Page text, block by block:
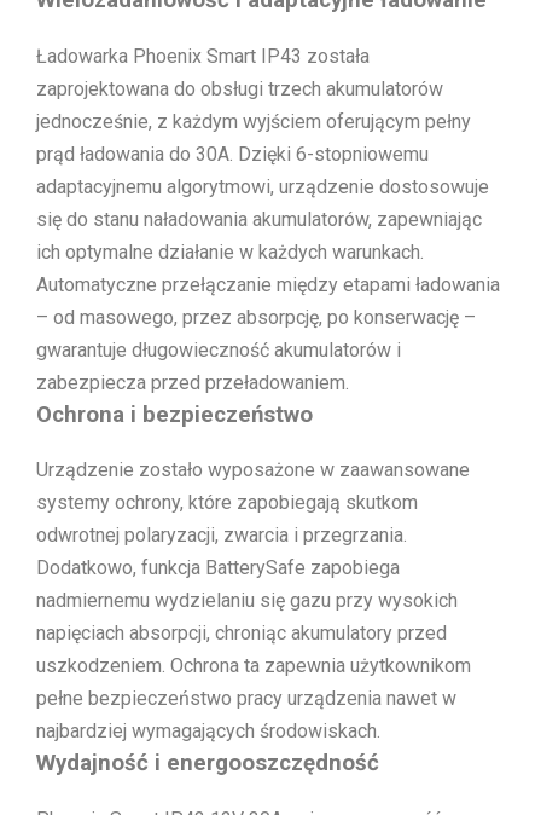
Ładowarka Phoenix Smart IP43 została
zaprojektowana do obsługi trzech akumulatorów
jednocześnie, z każdym wyjściem oferującym pełny
prąd ładowania do 30A. Dzięki 6-stopniowemu
adaptacyjnemu algorytmowi, urządzenie dostosowuje
się do stanu naładowania akumulatorów, zapewniając
ich optymalne działanie w każdych warunkach.
Automatyczne przełączanie między etapami ładowania
– od masowego, przez absorpcję, po konserwację –
gwarantuje długowieczność akumulatorów i
zabezpiecza przed przeładowaniem.
Ochrona i bezpieczeństwo
Urządzenie zostało wyposażone w zaawansowane
systemy ochrony, które zapobiegają skutkom
odwrotnej polaryzacji, zwarcia i przegrzania.
Dodatkowo, funkcja BatterySafe zapobiega
nadmiernemu wydzielaniu się gazu przy wysokich
napięciach absorpcji, chroniąc akumulatory przed
uszkodzeniem. Ochrona ta zapewnia użytkownikom
pełne bezpieczeństwo pracy urządzenia nawet w
najbardziej wymagających środowiskach.
Wydajność i energooszczędność